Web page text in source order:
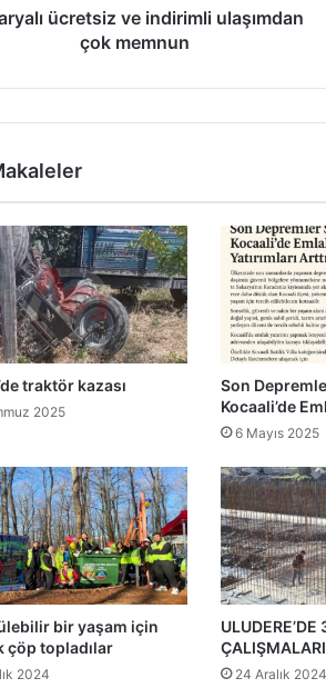
ücretsiz ve indirimli ulaşımdan
çok memnun
traktör kazası
2025
Son
Kocaali’de
6 Mayıs 2025
bir yaşam için
çöp topladılar
2024
ULUDERE’DE
24 Aralık 2024